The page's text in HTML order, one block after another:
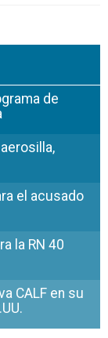
de
el acusado
la RN 40
CALF en su